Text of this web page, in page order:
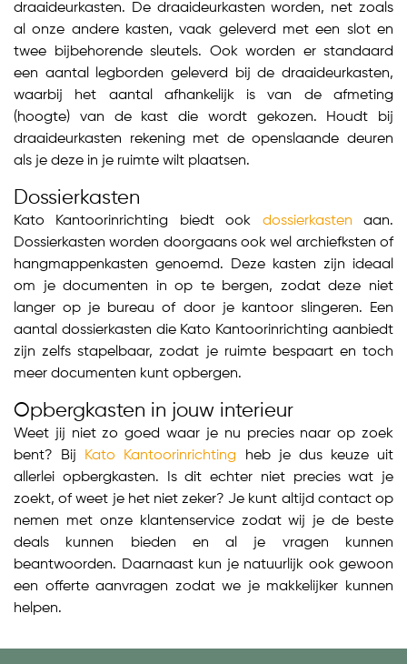
draaideurkasten. De draaideurkasten worden, net zoals
al onze andere kasten, vaak geleverd met een slot en
twee bijbehorende sleutels. Ook worden er standaard
een aantal legborden geleverd bij de draaideurkasten,
waarbij het aantal afhankelijk is van de afmeting
(hoogte) van de kast die wordt gekozen. Houdt bij
draaideurkasten rekening met de openslaande deuren
als je deze in je ruimte wilt plaatsen.
Dossierkasten
Kato Kantoorinrichting biedt ook dossierkasten aan.
Dossierkasten worden doorgaans ook wel archiefksten of
hangmappenkasten genoemd. Deze kasten zijn ideaal
om je documenten in op te bergen, zodat deze niet
langer op je bureau of door je kantoor slingeren. Een
aantal dossierkasten die Kato Kantoorinrichting aanbiedt
zijn zelfs stapelbaar, zodat je ruimte bespaart en toch
meer documenten kunt opbergen.
Opbergkasten in jouw interieur
Weet jij niet zo goed waar je nu precies naar op zoek
bent? Bij Kato Kantoorinrichting heb je dus keuze uit
allerlei opbergkasten. Is dit echter niet precies wat je
zoekt, of weet je het niet zeker? Je kunt altijd contact op
nemen met onze klantenservice zodat wij je de beste
deals kunnen bieden en al je vragen kunnen
beantwoorden. Daarnaast kun je natuurlijk ook gewoon
een offerte aanvragen zodat we je makkelijker kunnen
helpen.